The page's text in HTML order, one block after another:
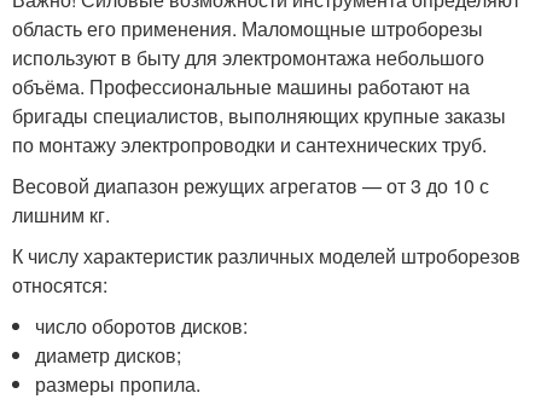
область его применения. Маломощные штроборезы
используют в быту для электромонтажа небольшого
объёма. Профессиональные машины работают на
бригады специалистов, выполняющих крупные заказы
по монтажу электропроводки и сантехнических труб.
Весовой диапазон режущих агрегатов — от 3 до 10 с
лишним кг.
К числу характеристик различных моделей штроборезов
относятся:
число оборотов дисков:
диаметр дисков;
размеры пропила.